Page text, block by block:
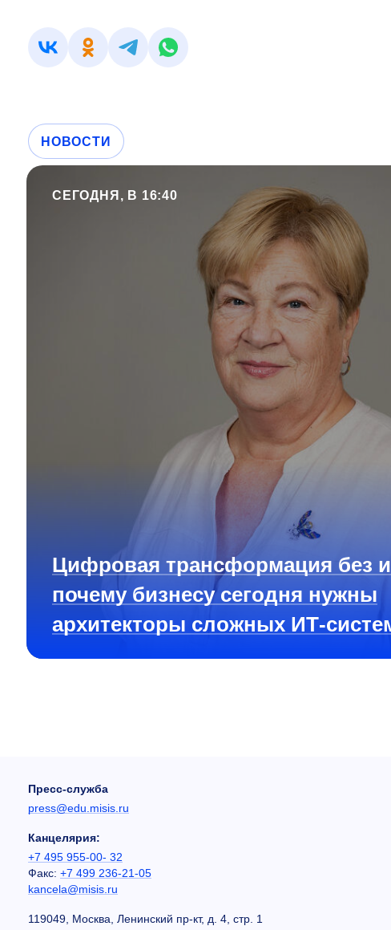
НОВОСТИ
СЕГОДНЯ, В 16:40
Цифровая трансформация без
почему бизнесу сегодня нужны
архитекторы сложных ИТ-
Пресс-служба
press@edu.misis.ru
Канцелярия:
+7 495 955-00- 32
Факс: +7 499 236-21-05
kancela@misis.ru
119049, Москва, Ленинский пр-кт, д. 4, стр. 1